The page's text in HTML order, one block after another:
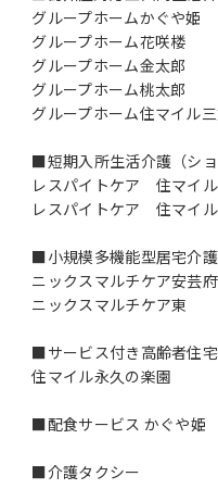
グループホームかぐや姫
グループホーム花咲楼
グループホーム金太郎
グループホーム桃太郎
グループホーム住マイル
■短期入所生活介護（ショ
レスパイトケア 住マイ
レスパイトケア 住マイ
■小規模多機能型居宅介護
ニックスマルチケア安芸
ニックスマルチケア東
■サービス付き高齢者住宅
住マイル永久の楽園
■配食サービス かぐや姫
■介護タクシー